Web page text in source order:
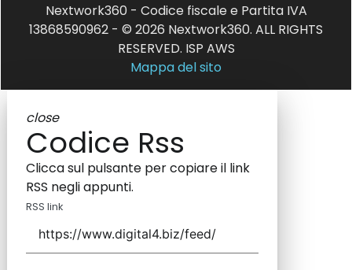
Nextwork360 - Codice fiscale e Partita IVA
13868590962 - © 2026 Nextwork360. ALL RIGHTS
RESERVED. ISP AWS
Mappa del sito
close
Codice Rss
Clicca sul pulsante per copiare il link
RSS negli appunti.
RSS link